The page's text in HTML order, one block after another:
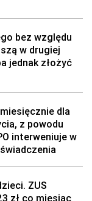
bez względu
w drugiej
jednak złożyć
dla
z powodu
interweniuje w
ZUS
zł co miesiąc